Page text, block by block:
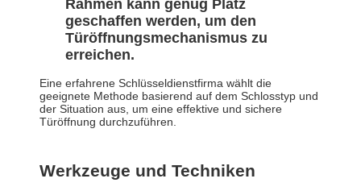
Rahmen kann genug Platz
geschaffen werden, um den
Türöffnungsmechanismus zu
erreichen.
Eine erfahrene Schlüsseldienstfirma wählt die
geeignete Methode basierend auf dem Schlosstyp und
der Situation aus, um eine effektive und sichere
Türöffnung durchzuführen.
Werkzeuge und Techniken